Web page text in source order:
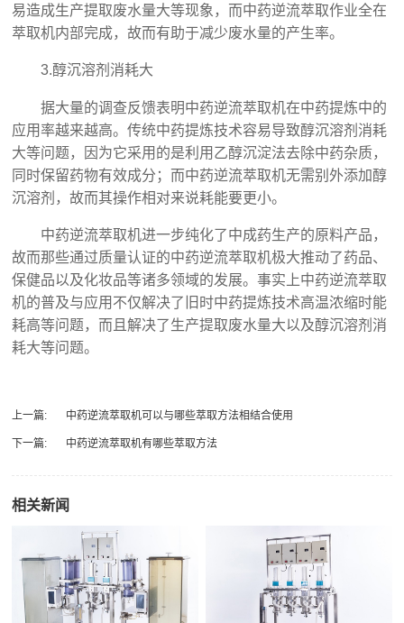
易造成生产提取废水量大等现象，而中药逆流萃取作业全在
萃取机内部完成，故而有助于减少废水量的产生率。
3.醇沉溶剂消耗大
据大量的调查反馈表明中药逆流萃取机在中药提炼中的
应用率越来越高。传统中药提炼技术容易导致醇沉溶剂消耗
大等问题，因为它采用的是利用乙醇沉淀法去除中药杂质，
同时保留药物有效成分；而中药逆流萃取机无需别外添加醇
沉溶剂，故而其操作相对来说耗能要更小。
中药逆流萃取机进一步纯化了中成药生产的原料产品，
故而那些通过质量认证的中药逆流萃取机极大推动了药品、
保健品以及化妆品等诸多领域的发展。事实上中药逆流萃取
机的普及与应用不仅解决了旧时中药提炼技术高温浓缩时能
耗高等问题，而且解决了生产提取废水量大以及醇沉溶剂消
耗大等问题。
上一篇: 中药逆流萃取机‍可以与哪些萃取方法相结合使用
下一篇: 中药逆流萃取机有哪些萃取方法
相关新闻